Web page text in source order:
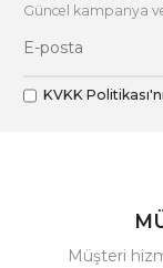
Güncel kampanya
KVKK Politikası'nı
Müşteri